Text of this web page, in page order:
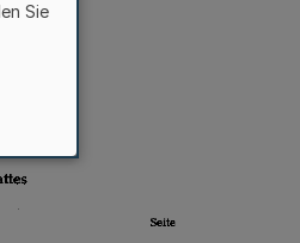
Sie